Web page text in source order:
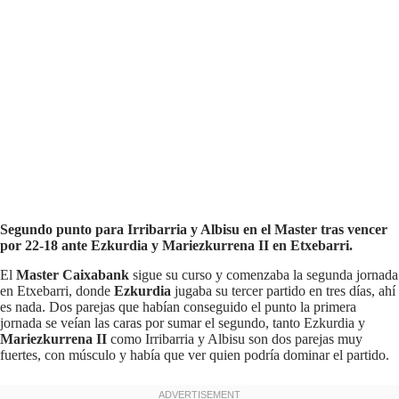
Segundo punto para Irribarria y Albisu en el Master tras vencer
por 22-18 ante Ezkurdia y Mariezkurrena II en Etxebarri.
El Master Caixabank sigue su curso y comenzaba la segunda jornada
en Etxebarri, donde Ezkurdia jugaba su tercer partido en tres días, ahí
es nada. Dos parejas que habían conseguido el punto la primera
jornada se veían las caras por sumar el segundo, tanto Ezkurdia y
Mariezkurrena II como Irribarria y Albisu son dos parejas muy
fuertes, con músculo y había que ver quien podría dominar el partido.